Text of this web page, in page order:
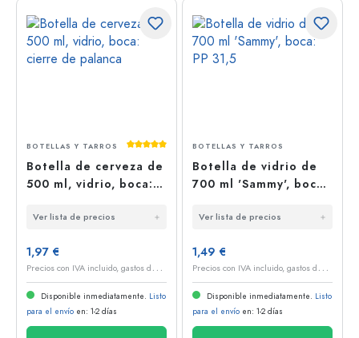
Calificación promedio de 5 de 5 estrellas
BOTELLAS Y TARROS
Botella de cerveza de
500 ml, vidrio, boca:
Ver lista de precios
1,97 €
P
recios con IVA incluido, gastos de envío excluidos
Disponible inmediatamente. Listo
para el envío en: 1-2 días
BOTELLAS Y TARROS
Botella de vidrio de
700 ml 'Sammy', boca:
Ver lista de precios
1,49 €
P
recios con IVA incluido, gastos de envío excluidos
Disponible inmediatamente. Listo
para el envío en: 1-2 días